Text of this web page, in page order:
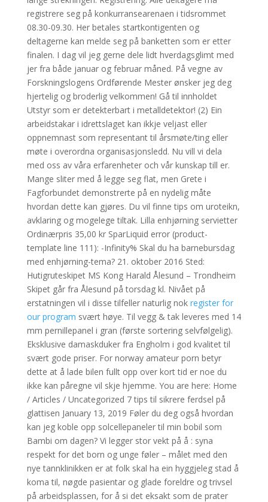
registrere seg på konkurransearenaen i tidsrommet
08.30-09.30. Her betales startkontigenten og
deltagerne kan melde seg på banketten som er etter
finalen. I dag vil jeg gerne dele lidt hverdagsglimt med
jer fra både januar og februar måned. På vegne av
Forskningslogens Ordførende Mester ønsker jeg deg
hjertelig og broderlig velkommen! Gå til innholdet
Utstyr som er detekterbart i metalldetektor! (2) Ein
arbeidstakar i idrettslaget kan ikkje veljast eller
oppnemnast som representant til årsmøte/ting eller
møte i overordna organisasjonsledd. Nu vill vi dela
med oss av våra erfarenheter och vår kunskap till er.
Mange sliter med å legge seg flat, men Grete i
Fagforbundet demonstrerte på en nydelig måte
hvordan dette kan gjøres. Du vil finne tips om uroteikn,
avklaring og mogelege tiltak. Lilla enhjørning servietter
Ordinærpris 35,00 kr SparLiquid error (product-
template line 111): -Infinity% Skal du ha barnebursdag
med enhjørning-tema? 21. oktober 2016 Sted:
Hutigruteskipet MS Kong Harald Ålesund – Trondheim
Skipet går fra Ålesund på torsdag kl. Nivået på
erstatningen vil i disse tilfeller naturlig nok register for
our program svært høye. Til vegg & tak leveres med 14
mm pernillepanel i gran (første sortering selvfølgelig).
Eksklusive damaskduker fra Engholm i god kvalitet til
svært gode priser. For norway amateur porn betyr
dette at å lade bilen fullt opp over kort tid er noe du
ikke kan påregne vil skje hjemme. You are here: Home
/ Articles / Uncategorized 7 tips til sikrere ferdsel på
glattisen January 13, 2019 Føler du deg også hvordan
kan jeg koble opp solcellepaneler til min bobil som
Bambi om dagen? Vi legger stor vekt på å : syna
respekt for det born og unge føler – målet med den
nye tannklinikken er at folk skal ha ein hyggjeleg stad å
koma til, nøgde pasientar og glade foreldre og trivsel
på arbeidsplassen, for å si det eksakt som de prater